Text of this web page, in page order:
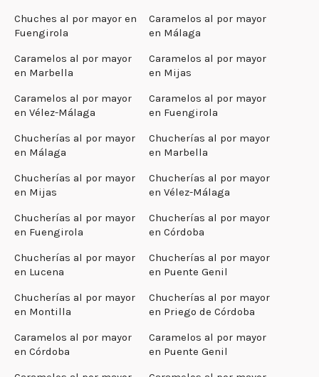
Chuches al por mayor en
Fuengirola
Caramelos al por mayor
en Málaga
Caramelos al por mayor
en Marbella
Caramelos al por mayor
en Mijas
Caramelos al por mayor
en Vélez-Málaga
Caramelos al por mayor
en Fuengirola
Chucherías al por mayor
en Málaga
Chucherías al por mayor
en Marbella
Chucherías al por mayor
en Mijas
Chucherías al por mayor
en Vélez-Málaga
Chucherías al por mayor
en Fuengirola
Chucherías al por mayor
en Córdoba
Chucherías al por mayor
en Lucena
Chucherías al por mayor
en Puente Genil
Chucherías al por mayor
en Montilla
Chucherías al por mayor
en Priego de Córdoba
Caramelos al por mayor
en Córdoba
Caramelos al por mayor
en Puente Genil